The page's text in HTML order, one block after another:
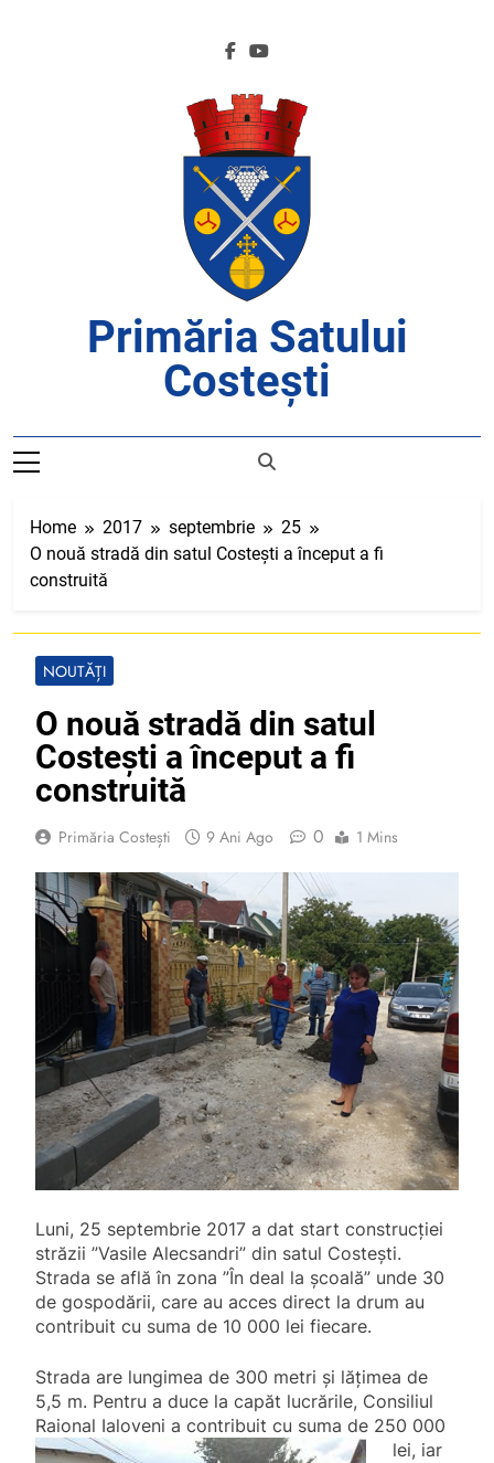
Primăria Satului
Costești
Home 2017 septembrie
25
O nouă stradă din satul Costești a început a fi
construită
NOUTĂȚI
O nouă stradă din satul
Costești a început a fi
construită
Primăria Costești 9 Ani Ago 0 1 Mins
Luni, 25 septembrie 2017 a dat start construcției
străzii ”Vasile Alecsandri” din satul Costești.
Strada se află în zona ”În deal la școală” unde 30
de gospodării, care au acces direct la drum au
contribuit cu suma de 10 000 lei fiecare.
Strada are lungimea de 300 metri și lățimea de
5,5 m. Pentru a duce la capăt lucrările, Consiliul
Raional Ialoveni a contribuit cu suma de 250 000
lei, iar